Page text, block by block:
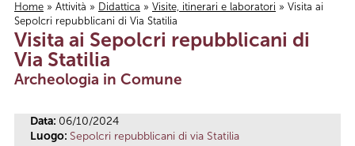
Tu sei qui
Home » Attività » Didattica » Visite, itinerari e laboratori » Visita ai
Sepolcri repubblicani di Via Statilia
Visita ai Sepolcri repubblicani di
Via Statilia
Archeologia in Comune
Data: 06/10/2024
Luogo: Sepolcri repubblicani di via Statilia